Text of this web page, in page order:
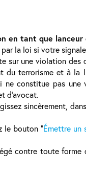
en tant que lanceur
la loi si votre
une violation des
du terrorisme et à la
constitue pas une
d’avocat.
sincèrement,
le bouton "Émettre un
contre toute